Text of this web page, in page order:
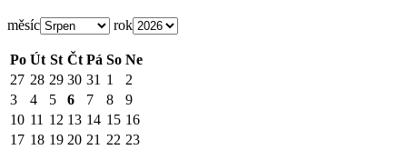
měsíc rok
Po Út St Čt Pá So Ne
27 28 29 30 31 1
2
3
4 5 6 7 8
9
10 11 12 13 14 15 16
17 18 19 20 21 22 23